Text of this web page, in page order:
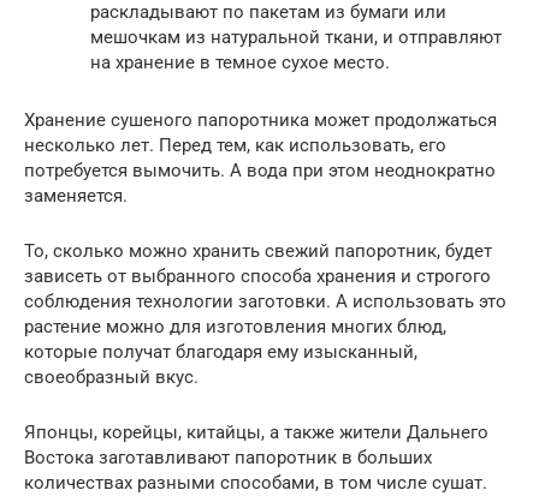
раскладывают по пакетам из бумаги или
мешочкам из натуральной ткани, и отправляют
на хранение в темное сухое место.
Хранение сушеного папоротника может продолжаться
несколько лет. Перед тем, как использовать, его
потребуется вымочить. А вода при этом неоднократно
заменяется.
То, сколько можно хранить свежий папоротник, будет
зависеть от выбранного способа хранения и строгого
соблюдения технологии заготовки. А использовать это
растение можно для изготовления многих блюд,
которые получат благодаря ему изысканный,
своеобразный вкус.
Японцы, корейцы, китайцы, а также жители Дальнего
Востока заготавливают папоротник в больших
количествах разными способами, в том числе сушат.